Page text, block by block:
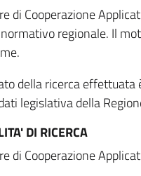
di Cooperazione
regionale. Il
della ricerca effettuata
legislativa della
DI RICERCA
di Cooperazione